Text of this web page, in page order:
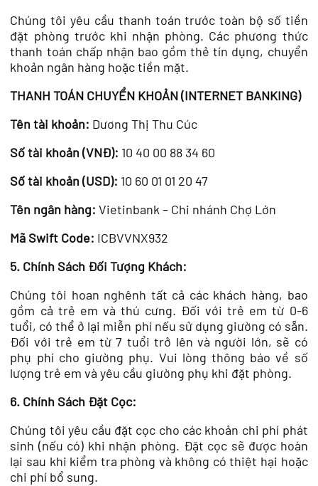
Chúng tôi yêu cầu thanh toán trước toàn bộ số tiền
đặt phòng trước khi nhận phòng. Các phương thức
thanh toán chấp nhận bao gồm thẻ tín dụng, chuyển
khoản ngân hàng hoặc tiền mặt.
THANH TOÁN CHUYỂN KHOẢN (INTERNET BANKING)
Tên tài khoản: Dương Thị Thu Cúc
Số tài khoản (VNĐ): 10 40 00 88 34 60
Số tài khoản(USD): 10 60 01 01 20 47
Tên ngân hàng: Vietinbank – Chi nhánh Chợ Lớn
Mã Swift Code: ICBVVNX932
5. Chính Sách Đối Tượng Khách:
Chúng tôi hoan nghênh tất cả các khách hàng, bao
gồm cả trẻ em và thú cưng. Đối với trẻ em từ 0-6
tuổi, có thể ở lại miễn phí nếu sử dụng giường có sẵn.
Đối với trẻ em từ 7 tuổi trở lên và người lớn, sẽ có
phụ phí cho giường phụ. Vui lòng thông báo về số
lượng trẻ em và yêu cầu giường phụ khi đặt phòng.
6. Chính Sách Đặt Cọc:
Chúng tôi yêu cầu đặt cọc cho các khoản chi phí phát
sinh (nếu có) khi nhận phòng. Đặt cọc sẽ được hoàn
lại sau khi kiểm tra phòng và không có thiệt hại hoặc
chi phí bổ sung.